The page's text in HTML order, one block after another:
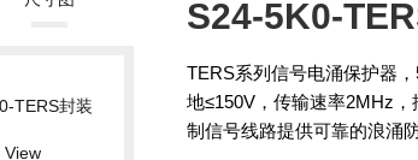
View
S24-5K0-
TERS系列信号电涌保护器
地≤150V，传输速率2MHz
制信号线路提供可靠的浪涌防